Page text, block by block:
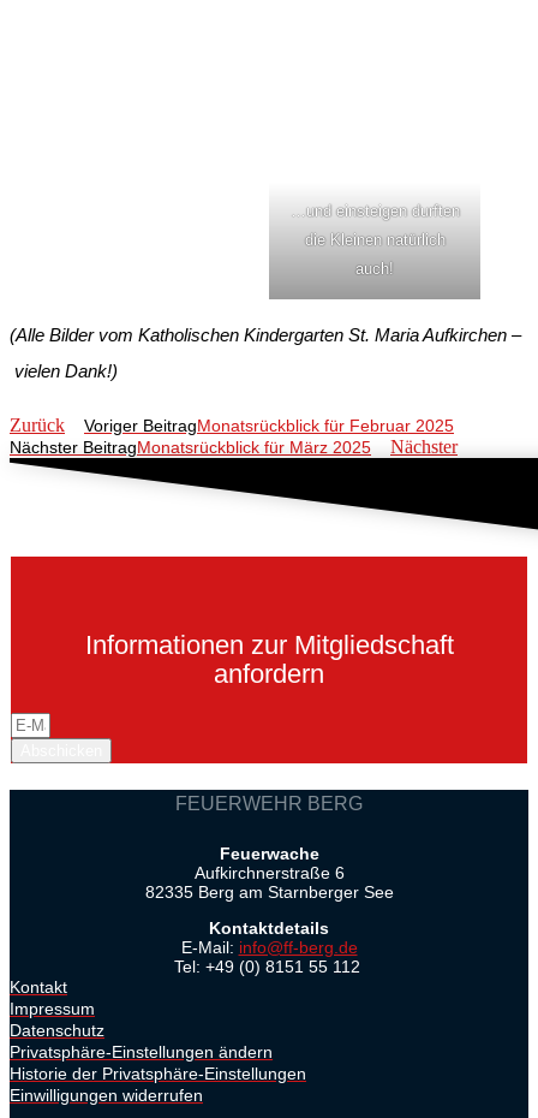
…und einsteigen durften
die Kleinen natürlich
auch!
(Alle Bilder vom Katholischen Kindergarten St. Maria Aufkirchen –
vielen Dank!)
Zurück Voriger BeitragMonatsrückblick für Februar 2025
Nächster BeitragMonatsrückblick für März 2025 Nächster
Informationen zur Mitgliedschaft
anfordern
FEUERWEHR BERG
Feuerwache
Aufkirchnerstraße 6
82335 Berg am Starnberger See
Kontaktdetails
E-Mail: info@ff-berg.de
Tel: +49 (0) 8151 55 112
Kontakt
Impressum
Datenschutz
Privatsphäre-Einstellungen ändern
Historie der Privatsphäre-Einstellungen
Einwilligungen widerrufen